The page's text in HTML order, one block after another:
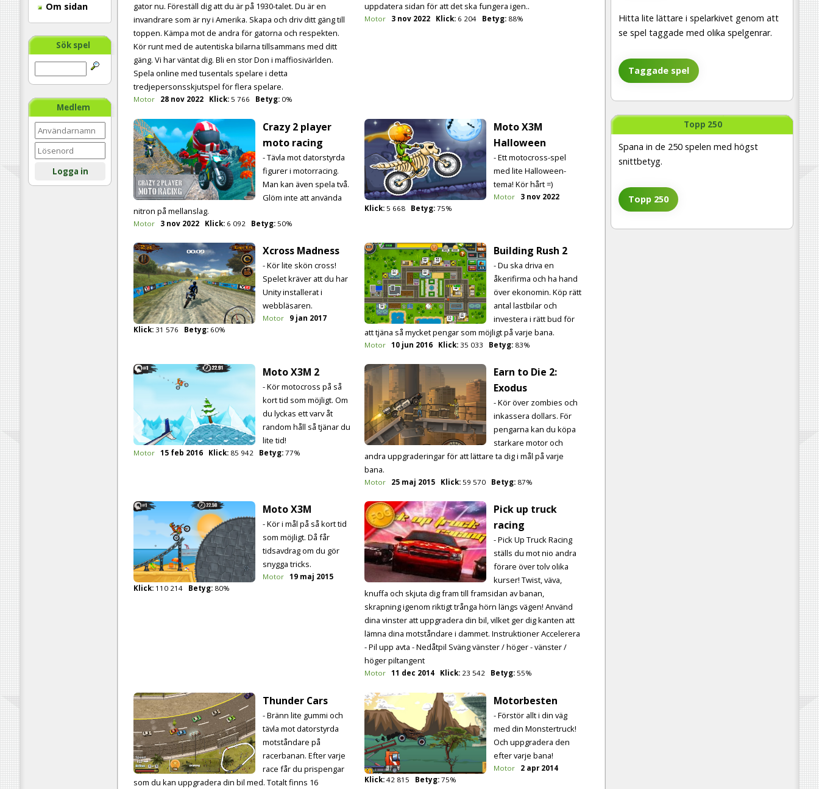
Om sidan
Sök spel
Medlem
Logga in
Hitta lite lättare i spelarkivet genom att
se spel taggade med olika spelgenrar.
Taggade spel
Topp 250
Spana in de 250 spelen med högst
snittbetyg.
Topp 250
gator nu. Föreställ dig att du är på 1930-talet. Du är en
invandrare som är ny i Amerika. Skapa och driv ditt gäng till
toppen. Kämpa mot de andra för gatorna och respekten.
Kör runt med de autentiska bilarna tillsammans med ditt
gäng. Vi har väntat dig. Bli en stor Don i maffiosivärlden.
Spela online med tusentals spelare i detta
tredjepersonsskjutspel för flera spelare.
Motor 28 nov 2022 Klick: 5 766 Betyg: 0%
uppdatera sidan för att det ska fungera igen..
Motor 3 nov 2022 Klick:6 204 Betyg: 88%
Crazy 2 player
moto racing
- Tävla mot datorstyrda
figurer i motorracing.
Man kan även spela två.
Glöm inte att använda
nitron på mellanslag.
Motor 3 nov 2022 Klick: 6 092 Betyg: 50%
Moto X3M
Halloween
- Ett motocross-spel
med lite Halloween-
tema! Kör hårt =)
Motor
3 nov 2022
Klick:5 668 Betyg: 75%
Xcross Madness
- Kör lite skön cross!
Spelet kräver att du har
Unity installerat i
webbläsaren.
Motor
9 jan 2017
Klick: 31 576 Betyg: 60%
Building Rush 2
- Du ska driva en
åkerifirma och ha hand
över ekonomin. Köp rätt
antal lastbilar och
investera i rätt bud för
att tjäna så mycket pengar som möjligt på varje bana.
Motor 10 jun 2016 Klick:35 033 Betyg: 83%
Moto X3M 2
- Kör motocross på så
kort tid som möjligt. Om
du lyckas ett varv åt
random håll så tjänar du
lite tid!
Motor 15 feb 2016 Klick: 85 942 Betyg: 77%
Earn to Die 2:
Exodus
- Kör över zombies och
inkassera dollars. För
pengarna kan du köpa
starkare motor och
andra uppgraderingar för att lättare ta dig i mål på varje
bana.
Motor 25 maj 2015 Klick:59 570 Betyg: 87%
Moto X3M
- Kör i mål på så kort tid
som möjligt. Då får
tidsavdrag om du gör
snygga tricks.
Motor 19 maj 2015
Klick: 110 214 Betyg: 80%
Pick up truck
racing
- Pick Up Truck Racing
ställs du mot nio andra
förare över tolv olika
kurser! Twist, väva,
knuffa och skjuta dig fram till framsidan av banan,
skrapning igenom riktigt trånga hörn längs vägen! Använd
dina vinster att uppgradera din bil, vilket ger dig kanten att
lämna dina motståndare i dammet. Instruktioner Accelerera
- Pil upp avta - Nedåtpil Sväng vänster / höger - vänster /
höger piltangent
Motor 11 dec 2014 Klick:23 542 Betyg: 55%
Thunder Cars
- Bränn lite gummi och
tävla mot datorstyrda
motståndare på
racerbanan. Efter varje
race får du prispengar
som du kan uppgradera din bil med. Totalt finns 16
Motorbesten
- Förstör allt i din väg
med din Monstertruck!
Och uppgradera den
efter varje bana!
Motor
2 apr 2014
Klick:42 815 Betyg: 75%